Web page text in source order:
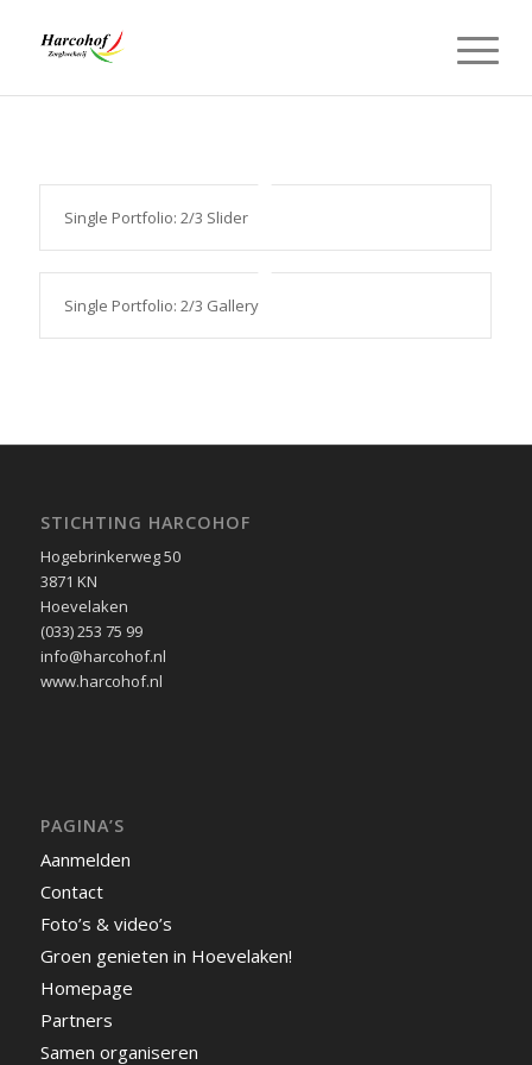
Single Portfolio: 2/3 Slider
Single Portfolio: 2/3 Gallery
STICHTING HARCOHOF
Hogebrinkerweg 50
3871 KN
Hoevelaken
(033) 253 75 99
info@harcohof.nl
www.harcohof.nl
PAGINA’S
Aanmelden
Contact
Foto’s & video’s
Groen genieten in Hoevelaken!
Homepage
Partners
Samen organiseren